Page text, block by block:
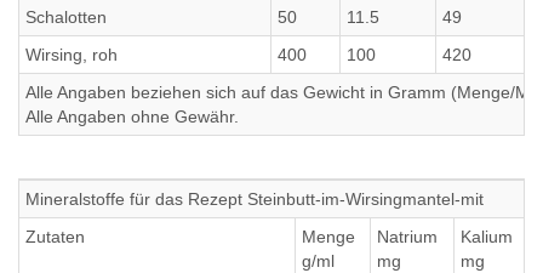
Schalotten
50 11.5 49
Wirsing, roh
400 100 420
Alle Angaben beziehen sich auf das Gewicht in Gramm (Menge/
Alle Angaben ohne Gewähr.
Mineralstoffe für das Rezept Steinbutt-im-Wirsingmantel-mit
Zutaten
Menge
g/ml
Natrium
mg
Kalium
mg